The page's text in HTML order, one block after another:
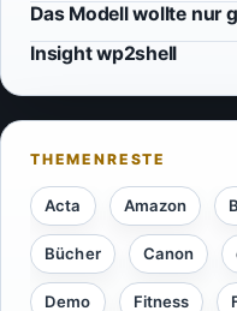
Das Modell wollte nur
Insight wp2shell
Acta Amazon
Bücher Canon
Demo Fitness